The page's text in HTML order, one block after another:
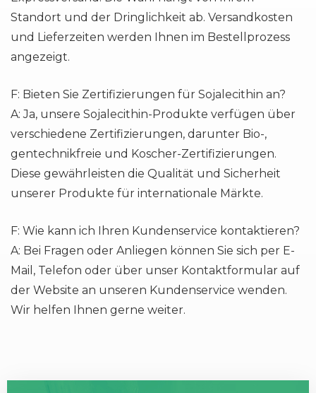
Standort und der Dringlichkeit ab. Versandkosten
und Lieferzeiten werden Ihnen im Bestellprozess
angezeigt.
F: Bieten Sie Zertifizierungen für Sojalecithin an?
A: Ja, unsere Sojalecithin-Produkte verfügen über
verschiedene Zertifizierungen, darunter Bio-,
gentechnikfreie und Koscher-Zertifizierungen.
Diese gewährleisten die Qualität und Sicherheit
unserer Produkte für internationale Märkte.
F: Wie kann ich Ihren Kundenservice kontaktieren?
A: Bei Fragen oder Anliegen können Sie sich per E-
Mail, Telefon oder über unser Kontaktformular auf
der Website an unseren Kundenservice wenden.
Wir helfen Ihnen gerne weiter.